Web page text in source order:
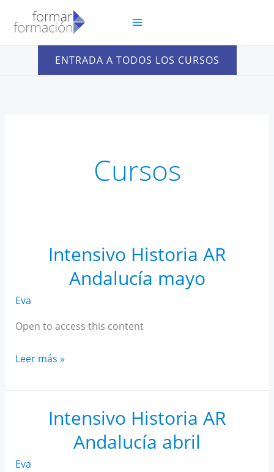
contenido
ENTRADA A TODOS LOS CURSOS
Cursos
Intensivo Historia AR
Andalucía mayo
Eva
Open to access this content
Intensivo
AR
Andalucía
Leer más »
Intensivo Historia AR
Andalucía abril
Eva